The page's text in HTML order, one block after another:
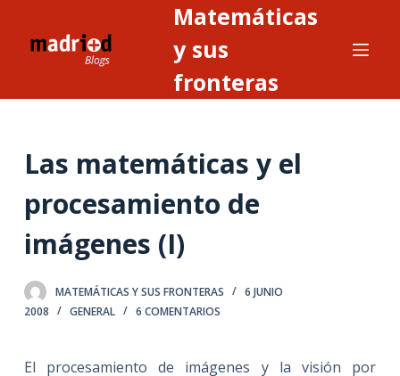
o
n
e
n
d
Matemáticas
y sus
fronteras
Las matemáticas y el
procesamiento de
imágenes (I)
MATEMÁTICAS Y SUS FRONTERAS
6 JUNIO
2008
GENERAL 6 COMENTARIOS
El procesamiento de imágenes y la visión por